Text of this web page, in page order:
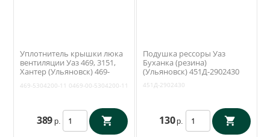
Уплотнитель крышки люка
вентиляции Уаз 469, 3151,
Хантер (Ульяновск) 469-
469-5304200-11 0469-00-5304200-11
389 р.
Подушка рессоры Уаз
Буханка (резина)
(Ульяновск) 451Д-2902430
451Д-2902430
130 р.